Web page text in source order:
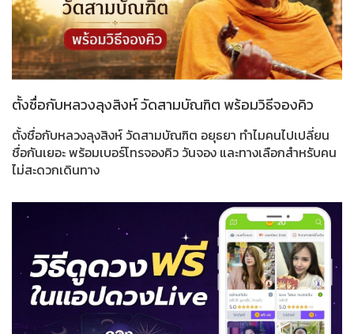
ตั้งชื่อกับหลวงลุงสิงห์ วัดสามบัณฑิต พร้อมวิธีจองคิว
ตั้งชื่อกับหลวงลุงสิงห์ วัดสามบัณฑิต อยุธยา ทำไมคนไปเปลี่ยน
ชื่อกันเยอะ พร้อมเบอร์โทรจองคิว วันจอง และทางเลือกสำหรับคน
ไม่สะดวกเดินทาง